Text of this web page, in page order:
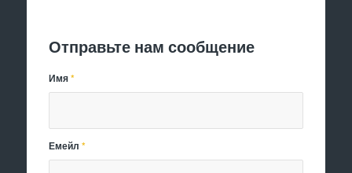
Отправьте нам сообщение
Имя*
Емейл*